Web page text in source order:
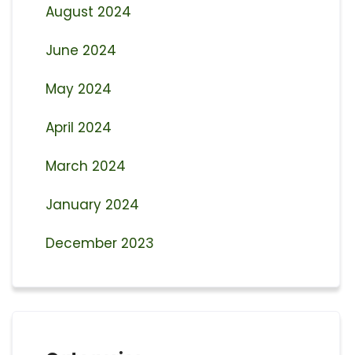
August 2024
June 2024
May 2024
April 2024
March 2024
January 2024
December 2023